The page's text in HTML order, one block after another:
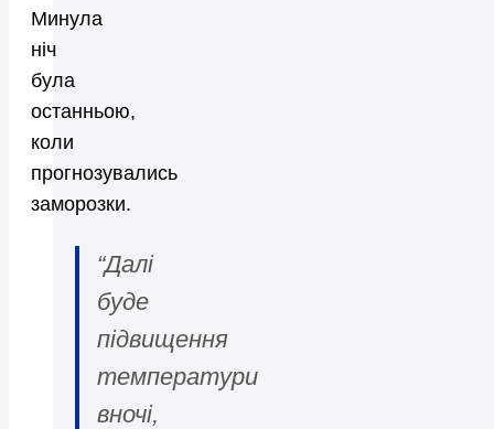
Минула
ніч
була
останньою,
коли
прогнозувались
заморозки.
“Далі
буде
підвищення
температури
вночі,